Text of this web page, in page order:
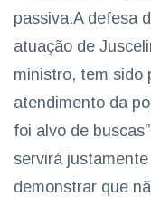
passiva.A defesa
atuação de
ministro, tem sido
atendimento da
foi alvo de
servirá
demonstrar que